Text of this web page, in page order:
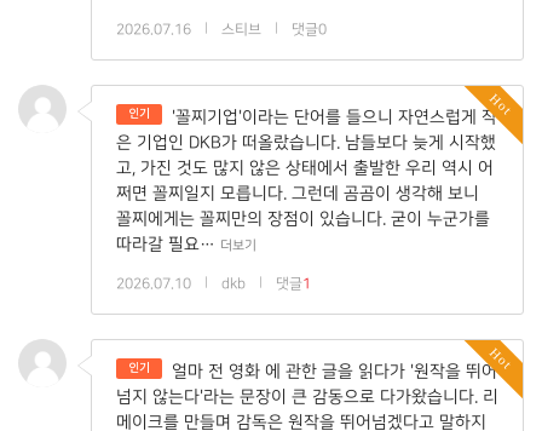
2026.07.16 스티브 댓글0
Hot
인기
'꼴찌기업'이라는 단어를 들으니 자연스럽게 작
은 기업인 DKB가 떠올랐습니다. 남들보다 늦게 시작했
고, 가진 것도 많지 않은 상태에서 출발한 우리 역시 어
쩌면 꼴찌일지 모릅니다. 그런데 곰곰이 생각해 보니
꼴찌에게는 꼴찌만의 장점이 있습니다. 굳이 누군가를
따라갈 필요… 더보기
2026.07.10 dkb 댓글1
Hot
인기
얼마 전 영화 에 관한 글을 읽다가 '원작을 뛰어
넘지 않는다'라는 문장이 큰 감동으로 다가왔습니다. 리
메이크를 만들며 감독은 원작을 뛰어넘겠다고 말하지